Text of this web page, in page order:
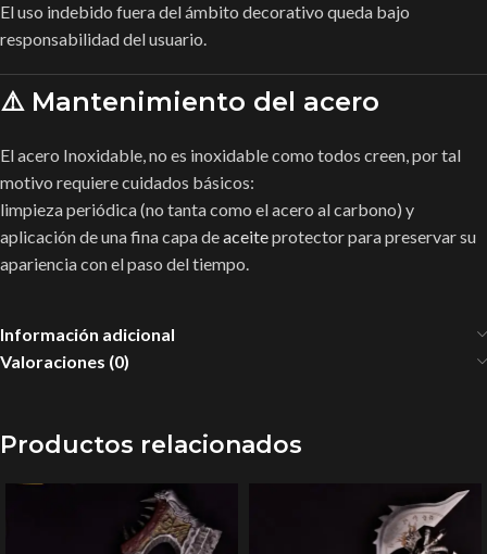
El uso indebido fuera del ámbito decorativo queda bajo
responsabilidad del usuario.
⚠️ Mantenimiento del acero
El acero Inoxidable, no es inoxidable como todos creen, por tal
motivo requiere cuidados básicos:
limpieza periódica (no tanta como el acero al carbono) y
aplicación de una fina capa deaceiteprotector para preservar su
apariencia con el paso del tiempo.
Información adicional
Valoraciones (0)
Productos relacionados